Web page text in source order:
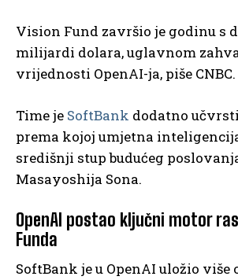
Vision Fund završio je godinu s
milijardi dolara, uglavnom
vrijednosti OpenAI-ja, piše CNBC.
Time je SoftBank dodatno
prema kojoj umjetna
središnji stup budućeg
Masayoshija Sona.
OpenAI postao ključni motor
Funda
SoftBank je u OpenAI uložio